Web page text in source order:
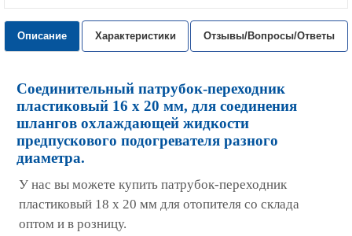
Описание Характеристики Отзывы/Вопросы/Ответы
Соединительный патрубок-переходник
пластиковый 16 х 20 мм, для соединения
шлангов охлаждающей жидкости
предпускового подогревателя разного
диаметра.
У нас вы можете купить патрубок-переходник
пластиковый 18 х 20 мм для отопителя со склада
оптом и в розницу.